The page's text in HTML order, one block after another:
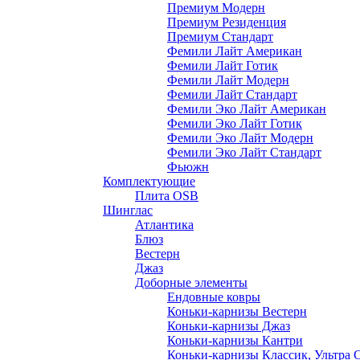
Премиум Модерн
Премиум Резиденция
Премиум Стандарт
Фемили Лайт Американ
Фемили Лайт Готик
Фемили Лайт Модерн
Фемили Лайт Стандарт
Фемили Эко Лайт Американ
Фемили Эко Лайт Готик
Фемили Эко Лайт Модерн
Фемили Эко Лайт Стандарт
Фьюжн
Комплектующие
Плита OSB
Шинглас
Атлантика
Блюз
Вестерн
Джаз
Доборные элементы
Ендовные ковры
Коньки-карнизы Вестерн
Коньки-карнизы Джаз
Коньки-карнизы Кантри
Коньки-карнизы Классик, Ультра